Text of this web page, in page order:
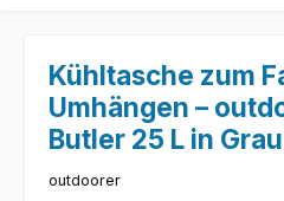
Kühltasche zum
Umhängen –
Butler 25 L in Grau
outdoorer